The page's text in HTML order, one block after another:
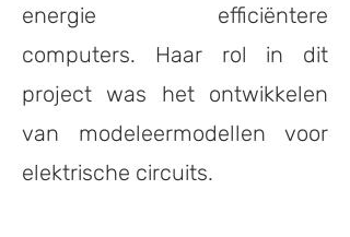
energie efficiëntere
computers. Haar rol in dit
project was het ontwikkelen
van modeleermodellen voor
elektrische circuits.